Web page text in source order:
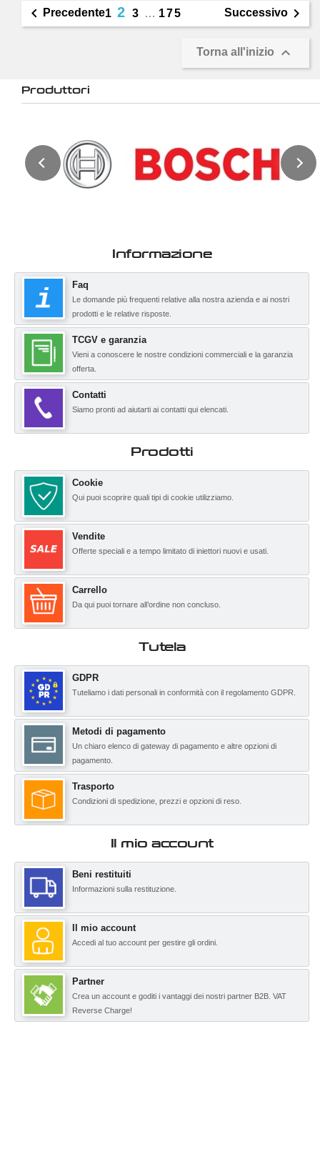
 Precedente1 2 3 … 175 Successivo 
Torna all'inizio 
Produttori
Informazione
Faq
Le domande più frequenti relative alla nostra azienda e ai nostri
prodotti e le relative risposte.
TCGV e garanzia
Vieni a conoscere le nostre condizioni commerciali e la garanzia
offerta.
Contatti
Siamo pronti ad aiutarti ai contatti qui elencati.
Prodotti
Cookie
Qui puoi scoprire quali tipi di cookie utilizziamo.
Vendite
Offerte speciali e a tempo limitato di iniettori nuovi e usati.
Carrello
Da qui puoi tornare all’ordine non concluso.
Tutela
GDPR
Tuteliamo i dati personali in conformità con il regolamento GDPR.
Metodi di pagamento
Un chiaro elenco di gateway di pagamento e altre opzioni di
pagamento.
Trasporto
Condizioni di spedizione, prezzi e opzioni di reso.
Il mio account
Beni restituiti
Informazioni sulla restituzione.
Il mio account
Accedi al tuo account per gestire gli ordini.
Partner
Crea un account e goditi i vantaggi dei nostri partner B2B. VAT
Reverse Charge!